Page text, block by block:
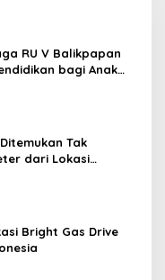
RU V Balikpapan
bagi Anak
Tak
dari Lokasi
Bright Gas Drive